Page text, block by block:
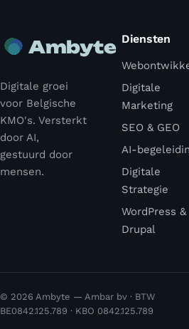
Ambyte
Digitale groei
voor Belgische
KMO's. Versterkt
door AI,
gestuurd door
mensen.
Diensten
Digitale
Marketing
SEO & GEO
AI-
Digitale
Strategie
WordPress &
Drupal
© 2026 Ambyte — Ambar bv · BTW
BE0842.125.789 · KBO 0842.125.789